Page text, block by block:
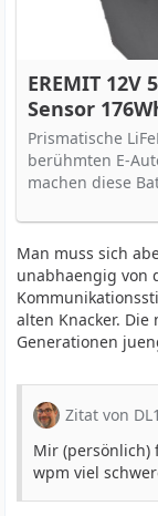
EREMIT 12V
Sensor
Prismatische
berühmten E-
machen diese
Man muss sich
unabhaengig von
alten Knacker.
Generationen
Zitat von
Mir (persönlich)
wpm viel